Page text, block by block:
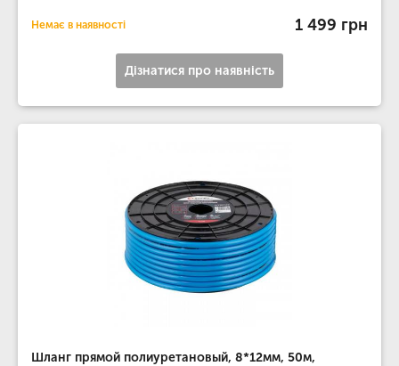
Немає в наявності 1 499 грн
Дізнатися про наявність
Шланг прямой полиуретановый, 8*12мм, 50м,